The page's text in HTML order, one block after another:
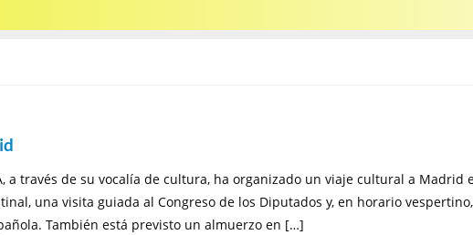
a través de su vocalía de cultura, ha organizado un viaje cultural a
una visita guiada al Congreso de los Diputados y, en horario
También está previsto un almuerzo en […]